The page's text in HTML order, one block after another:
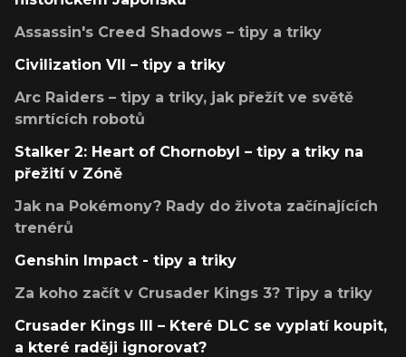
Assassin's Creed Shadows – tipy a triky
Civilization VII – tipy a triky
Arc Raiders – tipy a triky, jak přežít ve světě
smrtících robotů
Stalker 2: Heart of Chornobyl – tipy a triky na
přežití v Zóně
Jak na Pokémony? Rady do života začínajících
trenérů
Genshin Impact - tipy a triky
Za koho začít v Crusader Kings 3? Tipy a triky
Crusader Kings III – Které DLC se vyplatí koupit,
a které raději ignorovat?